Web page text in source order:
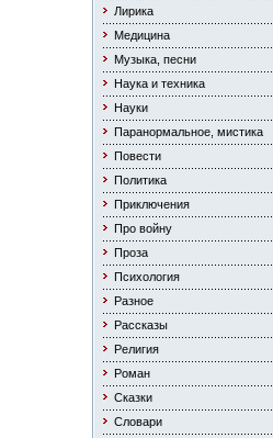
Лирика
Медицина
Музыка, песни
Наука и техника
Науки
Паранормальное, мистика
Повести
Политика
Приключения
Про войну
Проза
Психология
Разное
Рассказы
Религия
Роман
Сказки
Словари